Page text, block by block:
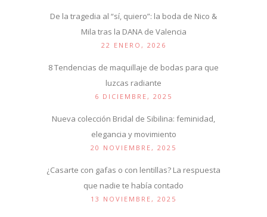
De la tragedia al “sí, quiero”: la boda de Nico &
Mila tras la DANA de Valencia
22 ENERO, 2026
8 Tendencias de maquillaje de bodas para que
luzcas radiante
6 DICIEMBRE, 2025
Nueva colección Bridal de Sibilina: feminidad,
elegancia y movimiento
20 NOVIEMBRE, 2025
¿Casarte con gafas o con lentillas? La respuesta
que nadie te había contado
13 NOVIEMBRE, 2025